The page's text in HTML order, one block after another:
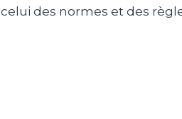
des normes et des